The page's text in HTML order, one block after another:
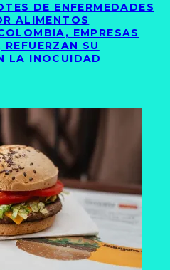
DE ENFERMEDADES
ALIMENTOS
EMPRESAS
SU
LA INOCUIDAD